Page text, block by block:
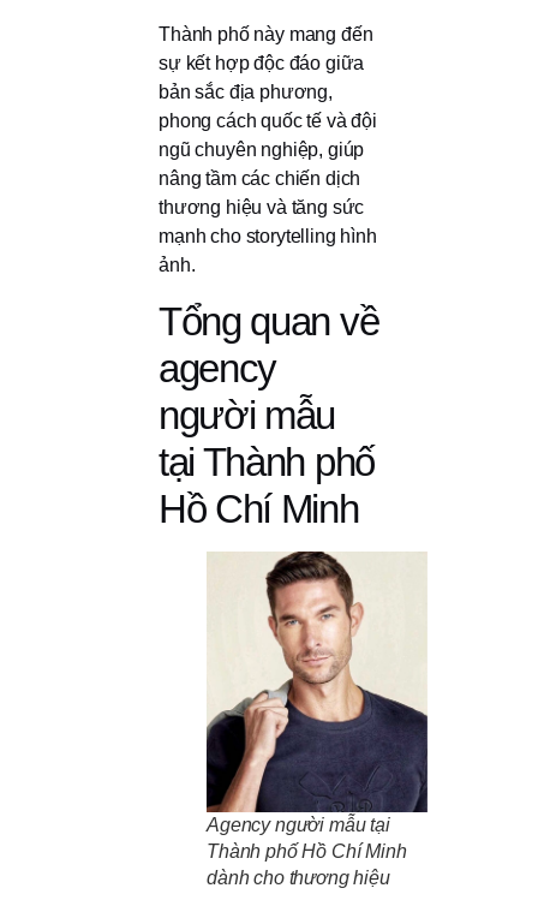
Thành phố này mang đến
sự kết hợp độc đáo giữa
bản sắc địa phương,
phong cách quốc tế và đội
ngũ chuyên nghiệp, giúp
nâng tầm các chiến dịch
thương hiệu và tăng sức
mạnh cho storytelling hình
ảnh.
Tổng quan về
agency
người mẫu
tại Thành phố
Hồ Chí Minh
Agency người mẫu tại
Thành phố Hồ Chí Minh
dành cho thương hiệu